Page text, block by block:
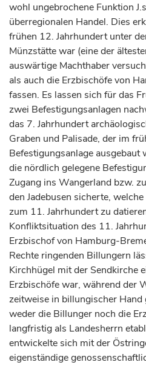
wohl ungebrochene Funktion
überregionalen Handel. Dies
frühen 12. Jahrhundertunter
Münzstätte war (eine der
auswärtige Machthaber
als auch die Erzbischöfevon
fassen. Es lassen sich für das
zwei Befestigungsanlagen
das 7. Jahrhundert
Graben und Palisade, der im
Befestigungsanlage ausgebaut
die nördlich gelegene
Zugang ins Wangerland bzw.
den Jadebusen sicherte,
zum 11. Jahrhundertzu
Konfliktsituation des 11.
Erzbischofvon Hamburg-
Rechte ringenden Billungern
Kirchhügel mit der Sendkirche
Erzbischöfewar, während der
zeitweise in billungischer
weder die Billunger noch die
langfristig als Landesherrn
entwickelte sich mit der
eigenständige